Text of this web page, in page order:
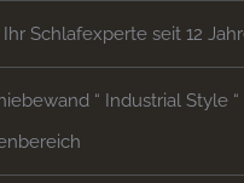
Schlafexperte seit 12
“ Industrial Style